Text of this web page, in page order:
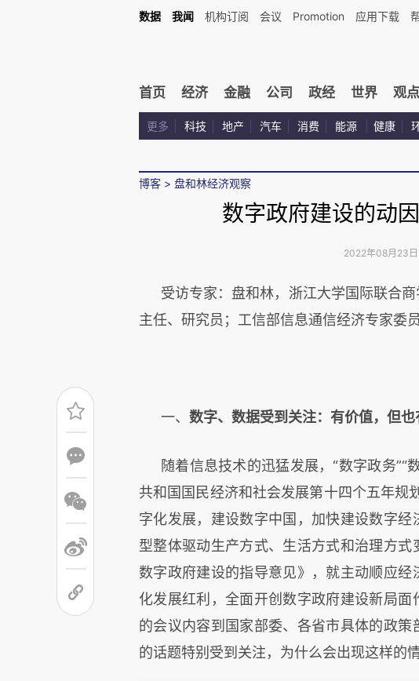
数据 我闻 机构订阅 会议 Promotion 应用下载
首页 经济 金融 公司 政经 世界 观点
更多 科技 地产 汽车 消费 能源 健康
博客 > 盘和林经济观察
数字政府建设的动
2022年08月23
受访专家：盘和林，浙江大学国际联合
主任、研究员；工信部信息通信经济专家委
一、 数字、数据受到关注：有价值，但
随着信息技术的迅猛发展，“数字政务
共和国国民经济和社会发展第十四个五年规
字化发展，建设数字中国，加快建设数字
型整体驱动生产方式、生活方式和治理方
数字政府建设的指导意见》，就主动顺应
化发展红利，全面开创数字政府建设新局
的会议内容到国家部委、各省市具体的政
的话题特别受到关注，为什么会出现这样的情